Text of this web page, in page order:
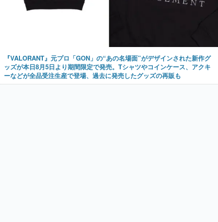
『VALORANT』元プロ「GON」の“あの名場面”がデザインされた新作グ
ッズが本日8月5日より期間限定で発売。Tシャツやコインケース、アクキ
ーなどが全品受注生産で登場、過去に発売したグッズの再販も